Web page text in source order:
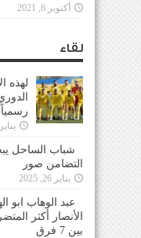
أكتوبر 6, 2021
لقاء
لهذه
يناير 13, 2026
شباب الساحل
التضامن صور
يناير 26, 2025
عبد الوهاب ابو
الأنصار أكثر
بين 7 فرق